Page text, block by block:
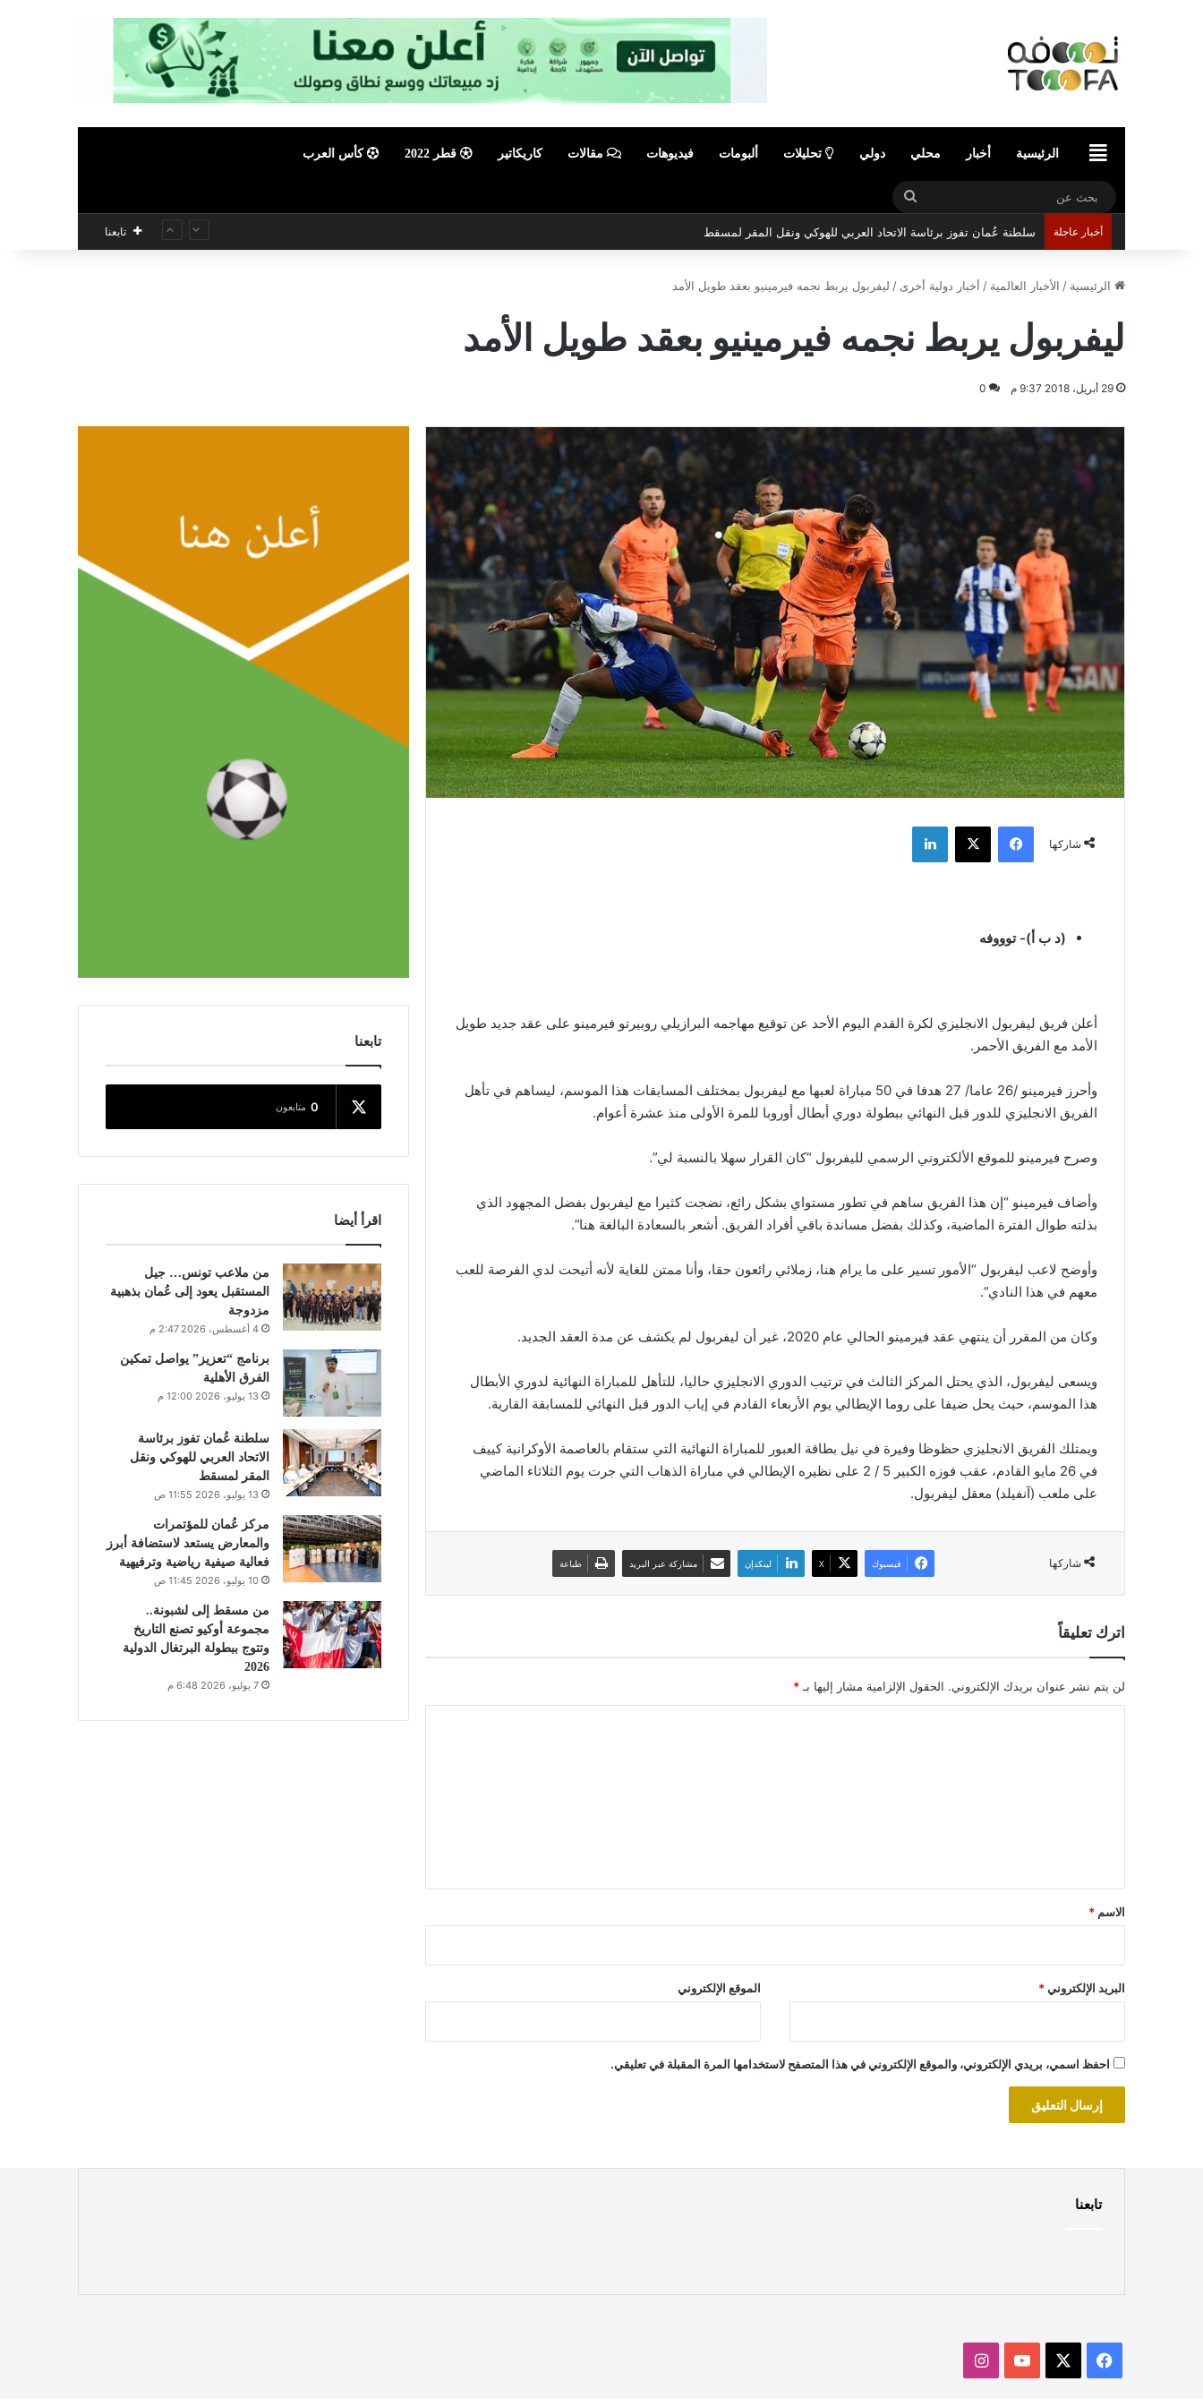
الرئيسيةالرئيسية أخبار محلي دولي تحليلات ألبومات فيديوهات مقالات كاريكاتير قطر 2022 كأس العرب
بحث
عن
أخبار عاجلة سلطنة عُمان تفوز برئاسة الاتحاد العربي للهوكي ونقل المقر لمسقط تابعنا
الرئيسية / الأخبار العالمية / أخبار دولية أخرى / ليفربول يربط نجمه فيرمينيو بعقد طويل الأمد
ليفربول يربط نجمه فيرمينيو بعقد طويل الأمد
29 أبريل، 2018 9:37 م 0
شاركها
فيسبوك ‫X لينكدإن
(د ب أ)- توووفه
أعلن فريق ليفربول الانجليزي لكرة القدم اليوم الأحد عن توقيع مهاجمه البرازيلي روبيرتو فيرمينو على عقد جديد طويل
الأمد مع الفريق الأحمر.
وأحرز فيرمينو /26 عاما/ 27 هدفا في 50 مباراة لعبها مع ليفربول بمختلف المسابقات هذا الموسم، ليساهم في تأهل
الفريق الانجليزي للدور قبل النهائي ببطولة دوري أبطال أوروبا للمرة الأولى منذ عشرة أعوام.
وصرح فيرمينو للموقع الألكتروني الرسمي لليفربول “كان القرار سهلا بالنسبة لي”.
وأضاف فيرمينو “إن هذا الفريق ساهم في تطور مستواي بشكل رائع، نضجت كثيرا مع ليفربول بفضل المجهود الذي
بذلته طوال الفترة الماضية، وكذلك بفضل مساندة باقي أفراد الفريق. أشعر بالسعادة البالغة هنا”.
وأوضح لاعب ليفربول “الأمور تسير على ما يرام هنا، زملائي رائعون حقا، وأنا ممتن للغاية لأنه أتيحت لدي الفرصة للعب
معهم في هذا النادي”.
وكان من المقرر أن ينتهي عقد فيرمينو الحالي عام 2020، غير أن ليفربول لم يكشف عن مدة العقد الجديد.
ويسعى ليفربول، الذي يحتل المركز الثالث في ترتيب الدوري الانجليزي حاليا، للتأهل للمباراة النهائية لدوري الأبطال
هذا الموسم، حيث يحل ضيفا على روما الإيطالي يوم الأربعاء القادم في إياب الدور قبل النهائي للمسابقة القارية.
ويمتلك الفريق الانجليزي حظوظا وفيرة في نيل بطاقة العبور للمباراة النهائية التي ستقام بالعاصمة الأوكرانية كييف
في 26 مايو القادم، عقب فوزه الكبير 5 / 2 على نظيره الإيطالي في مباراة الذهاب التي جرت يوم الثلاثاء الماضي
على ملعب (آنفيلد) معقل ليفربول.
شاركها فيسبوك ‫X لينكدإن مشاركة عبر البريد طباعة
اترك تعليقاً
لن يتم نشر عنوان بريدك الإلكتروني. الحقول الإلزامية مشار إليها بـ *
*
الاسم *
البريد الإلكتروني* الموقع الإلكتروني
احفظ اسمي، بريدي الإلكتروني، والموقع الإلكتروني في هذا المتصفح لاستخدامها المرة المقبلة في تعليقي.
تابعنا
0 متابعون
اقرأ أيضا
من ملاعب تونس… جيل
المستقبل يعود إلى عُمان بذهبية
مزدوجة
4 أغسطس، 2026 2:47 م
برنامج “تعزيز” يواصل تمكين
الفرق الأهلية
13 يوليو، 2026 12:00 م
سلطنة عُمان تفوز برئاسة
الاتحاد العربي للهوكي ونقل
المقر لمسقط
13 يوليو، 2026 11:55 ص
مركز عُمان للمؤتمرات
والمعارض يستعد لاستضافة أبرز
فعالية صيفية رياضية وترفيهية
10 يوليو، 2026 11:45 ص
من مسقط إلى لشبونة..
مجموعة أوكيو تصنع التاريخ
وتتوج ببطولة البرتغال الدولية
2026
7 يوليو، 2026 6:48 م
تابعنا
فيسبوك ‫YouTubeانستقرام